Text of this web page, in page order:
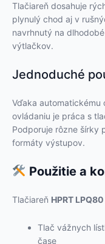
Tlačiareň dosahuje
plynulý chod aj v
navrhnutý na
výtlačkov.
Jednoduché
Vďaka automatickému
ovládaniu je práca s
Podporuje rôzne šírky
formáty výstupov.
Použitie a
Tlačiareň HPRT LPQ80
Tlač vážnych
čase